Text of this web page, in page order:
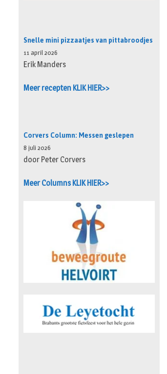
Snelle mini pizzaatjes van pittabroodjes
11 april 2026
Erik Manders
Meer recepten KLIK HIER>>
Corvers Column: Messen geslepen
8 juli 2026
door Peter Corvers
Meer Columns KLIK HIER>>